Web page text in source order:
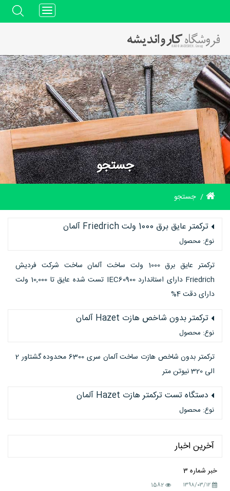
Toggle
navigation
جستجو
جستجو
ترکمتر عایق برق 1000 ولت Friedrich آلمان
نوع: محصول
ترکمتر عایق برق 1000 ولت ساخت آلمان ساخت شرکت فردیش
Friedrich دارای استاندارد IEC60900 تست شده عایق تا 10,000 ولت
دارای دقت 4%
ترکمتر بدون شاخص هازت Hazet آلمان
نوع: محصول
ترکمتر بدون شاخص هازت ساخت آلمان سری 6300 محدوده گشتاور 2
الی 320 نیوتن متر
دستگاه تست ترکمتر هازت Hazet آلمان
نوع: محصول
آخرین اخبار
خبر شماره 3
۱۳۹۸/۰۳/۱۲ 1582